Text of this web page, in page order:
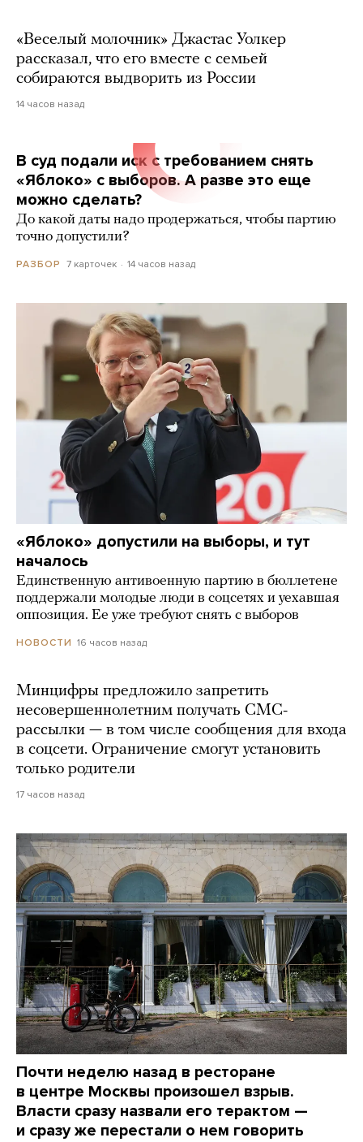
«Веселый молочник» Джастас Уолкер
рассказал, что его вместе с семьей
собираются выдворить из России
14 часов назад
В суд подали иск с требованием снять
«Яблоко» с выборов. А разве это еще
можно сделать?
До какой даты надо продержаться, чтобы партию
точно допустили?
РАЗБОР 7 карточек 14 часов назад
«Яблоко» допустили на выборы, и тут
началось
Единственную антивоенную партию в бюллетене
поддержали молодые люди в соцсетях и уехавшая
оппозиция. Ее уже требуют снять с выборов
НОВОСТИ 16 часов назад
Минцифры предложило запретить
несовершеннолетним получать СМС-
рассылки — в том числе сообщения для входа
в соцсети. Ограничение смогут установить
только родители
17 часов назад
Почти неделю назад в ресторане
в центре Москвы произошел взрыв.
Власти сразу назвали его терактом —
и сразу же перестали о нем говорить